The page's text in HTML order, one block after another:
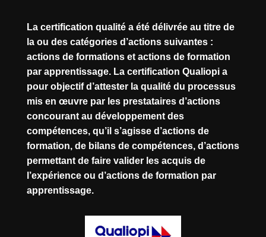
La certification qualité a été délivrée au titre de
la ou des catégories d’actions suivantes :
actions de formations et actions de formation
par apprentissage. La certification Qualiopi a
pour objectif d’attester la qualité du processus
mis en œuvre par les prestataires d’actions
concourant au développement des
compétences, qu’il s’agisse d’actions de
formation, de bilans de compétences, d’actions
permettant de faire valider les acquis de
l’expérience ou d’actions de formation par
apprentissage.